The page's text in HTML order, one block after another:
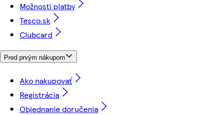
Možnosti platby
Tesco.sk
Clubcard
Pred prvým nákupom
Ako nakupovať
Registrácia
Objednanie doručenia